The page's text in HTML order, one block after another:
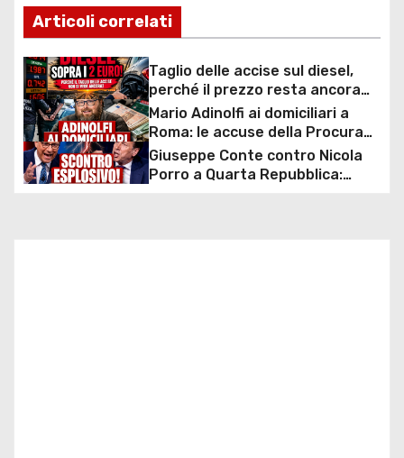
v
i
g
a
z
Articoli correlati
Taglio delle accise sul diesel,
perché il prezzo resta ancora
sopra i 2 euro nonostante lo
sconto deciso dal Governo
Mario Adinolfi ai domiciliari a
Roma: le accuse della Procura
sulla presunta truffa milionaria
e l’inchiesta sulla “scommessa
collettiva”
Giuseppe Conte contro Nicola
Porro a Quarta Repubblica: